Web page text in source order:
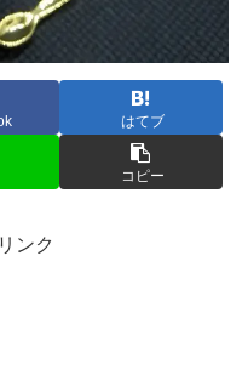
はてブ
コピー
ンク